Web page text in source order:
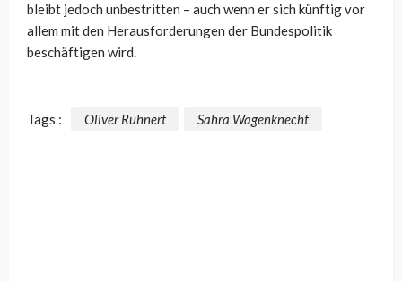
bleibt jedoch unbestritten – auch wenn er sich künftig vor
allem mit den Herausforderungen der Bundespolitik
beschäftigen wird.
Tags : Oliver Ruhnert Sahra Wagenknecht